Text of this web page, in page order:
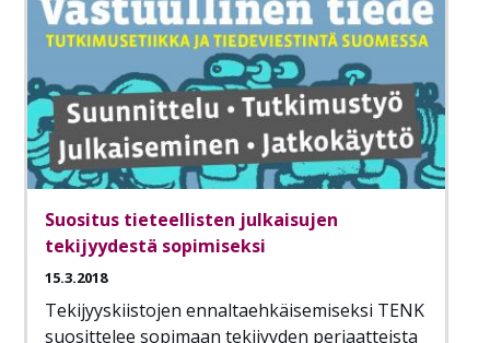
Suositus tieteellisten julkaisujen
tekijyydestä sopimiseksi
15.3.2018
Tekijyyskiistojen ennaltaehkäisemiseksi TENK
suosittelee sopimaan tekijyyden periaatteista